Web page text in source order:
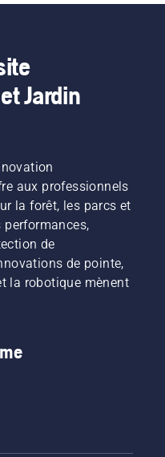
Jardin
aux professionnels
la forêt, les parcs et
de
de pointe,
la robotique mènent